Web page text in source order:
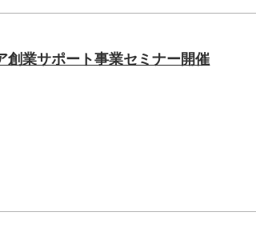
創業サポート事業セミナー開催